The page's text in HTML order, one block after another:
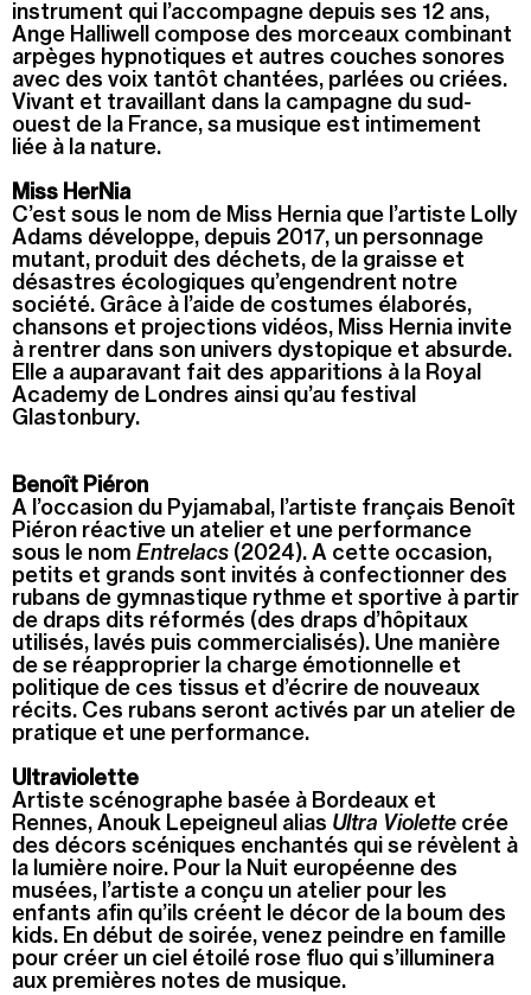
instrument qui l’accompagne depuis ses 12 ans,
Ange Halliwell compose des morceaux combinant
arpèges hypnotiques et autres couches sonores
avec des voix tantôt chantées, parlées ou criées.
Vivant et travaillant dans la campagne du sud-
ouest de la France, sa musique est intimement
liée à la nature.
Miss HerNia
C’est sous le nom de Miss Hernia que l’artiste Lolly
Adams développe, depuis 2017, un personnage
mutant, produit des déchets, de la graisse et
désastres écologiques qu’engendrent notre
société. Grâce à l’aide de costumes élaborés,
chansons et projections vidéos, Miss Hernia invite
à rentrer dans son univers dystopique et absurde.
Elle a auparavant fait des apparitions à la Royal
Academy de Londres ainsi qu’au festival
Glastonbury.
Benoît Piéron
A l’occasion du Pyjamabal, l’artiste français Benoît
Piéron réactive un atelier et une performance
sous le nom Entrelacs (2024). A cette occasion,
petits et grands sont invités à confectionner des
rubans de gymnastique rythme et sportive à partir
de draps dits réformés (des draps d’hôpitaux
utilisés, lavés puis commercialisés). Une manière
de se réapproprier la charge émotionnelle et
politique de ces tissus et d’écrire de nouveaux
récits. Ces rubans seront activés par un atelier de
pratique et une performance.
Ultraviolette
Artiste scénographe basée à Bordeaux et
Rennes, Anouk Lepeigneul alias Ultra Violette crée
des décors scéniques enchantés qui se révèlent à
la lumière noire. Pour la Nuit européenne des
musées, l’artiste a conçu un atelier pour les
enfants afin qu’ils créent le décor de la boum des
kids. En début de soirée, venez peindre en famille
pour créer un ciel étoilé rose fluo qui s’illuminera
aux premières notes de musique.